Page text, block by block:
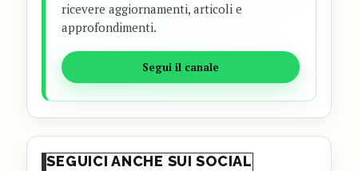
ricevere aggiornamenti, articoli e
approfondimenti.
Segui il canale
SEGUICI ANCHE SUI SOCIAL